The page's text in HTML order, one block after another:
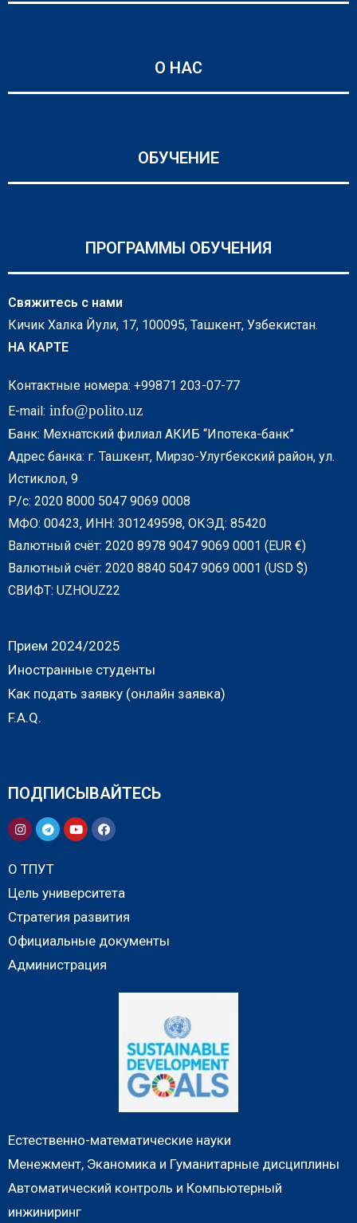
О НАС
ОБУЧЕНИЕ
ПРОГРАММЫ ОБУЧЕНИЯ
Свяжитесь с нами
Кичик Халка Йули, 17, 100095, Ташкент, Узбекистан.
НА КАРТЕ
Контактные номера: +99871 203-07-77
E-mail: info@polito.uz
Банк: Мехнатский филиал АКИБ “Ипотека-банк”
Адрес банка: г. Ташкент, Мирзо-Улугбекский район, ул.
Истиклол, 9
Р/с: 2020 8000 5047 9069 0008
МФО: 00423, ИНН: 301249598, ОКЭД: 85420
Валютный счёт: 2020 8978 9047 9069 0001 (EUR €)
Валютный счёт: 2020 8840 5047 9069 0001 (USD $)
СВИФТ: UZHOUZ22
Прием 2024/2025
Иностранные студенты
Как подать заявку (онлайн заявка)
F.A.Q.
ПОДПИСЫВАЙТЕСЬ
О ТПУТ
Цель университета
Стратегия развития
Официальные документы
Администрация
Естественно-математические науки
Менежмент, Эканомика и Гуманитарные дисциплины
Автоматический контроль и Компьютерный
инжиниринг